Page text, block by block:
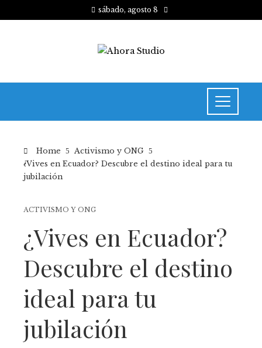
sábado, agosto 8
Home
Activismo y ONG
¿Vives en Ecuador? Descubre el destino ideal para tu
jubilación
ACTIVISMO Y ONG
¿Vives en Ecuador?
Descubre el destino
ideal para tu
jubilación